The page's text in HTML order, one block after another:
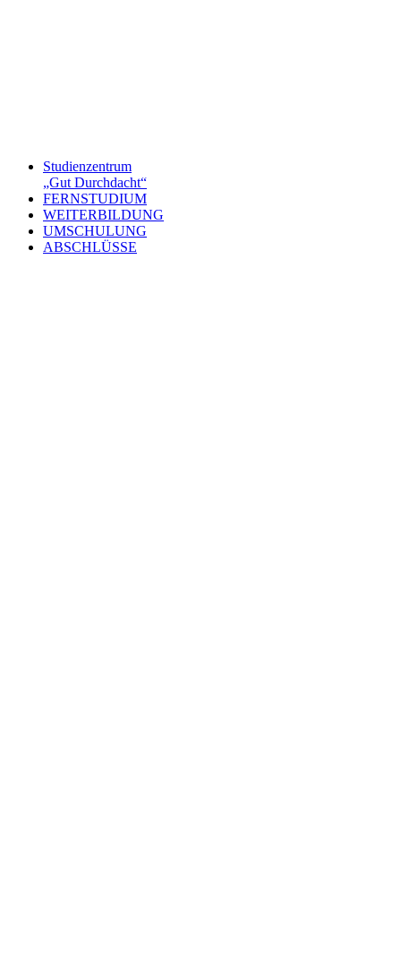
Studienzentrum
„Gut Durchdacht“
FERNSTUDIUM
WEITERBILDUNG
UMSCHULUNG
ABSCHLÜSSE